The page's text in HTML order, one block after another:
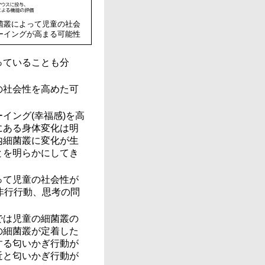
叢によって児童の社会
イングが高まる可能性
いることも分
会性を高めた可
ング(幸福感)を高
る身体変化は明
菌叢に変化が生
明らかにしてき
児童の社会性が
行動、思考の問
児童の細菌叢の
菌叢が定着した
匂いかぎ行動が
匂いかぎ行動が